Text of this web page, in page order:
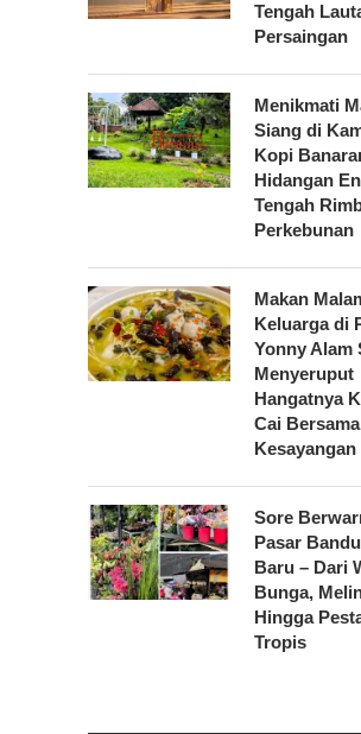
Tengah
Persaingan
Menikmati
Siang di
Kopi
Hidangan
Tengah
Perkebunan
Makan
Keluarga di
Yonny Alam
Menyeruput
Hangatnya
Cai Bersama
Kesayangan
Sore
Pasar
Baru – Dari
Bunga,
Hingga
Tropis